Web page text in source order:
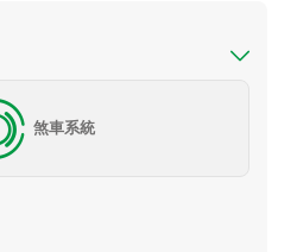
煞車系統